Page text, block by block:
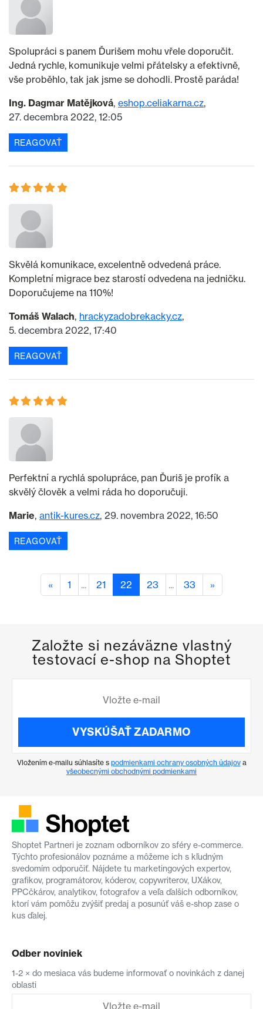
Spolupráci s panem Ďurišem mohu vřele doporučit.
Jedná rychle, komunikuje velmi přátelsky a efektivně,
vše proběhlo, tak jak jsme se dohodli. Prostě paráda!
Ing. Dagmar Matějková eshop.celiakarna.cz
27. decembra 2022, 12:05
REAGOVAŤ
Skvělá komunikace, excelentně odvedená práce.
Kompletní migrace bez starostí odvedena na jedničku.
Doporučujeme na 110%!
Tomáš Walach hrackyzadobrekacky.cz
5. decembra 2022, 17:40
REAGOVAŤ
Perfektní a rychlá spolupráce, pan Ďuriš je profík a
skvělý člověk a velmi ráda ho doporučuji.
Marie antik-kures.cz 29. novembra 2022, 16:50
REAGOVAŤ
« 1 ... 21 22 23 ... 33 »
Založte si nezáväzne vlastný
testovací e-shop na Shoptet
VYSKÚŠAŤ ZADARMO
Vložením e-mailu súhlasíte s podmienkami ochrany osobných údajova
všeobecnými obchodnými podmienkami
Shoptet Partneri je zoznam odborníkov zo sféry e-commerce.
Týchto profesionálov poznáme a môžeme ich s kľudným
svedomím odporučiť. Nájdete tu marketingových expertov,
grafikov, programátorov, kóderov, copywriterov, UXákov,
PPCčkárov, analytikov, fotografov a veľa ďalších odborníkov,
ktorí vám pomôžu zvýšiť predaj a posunúť váš e-shop zase o
kus ďalej.
Odber noviniek
1-2 × do mesiaca vás budeme informovať o novinkách z danej
oblasti